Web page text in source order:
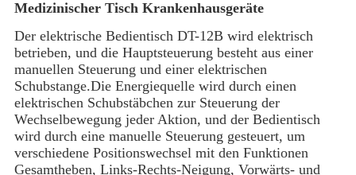
Medizinischer Tisch Krankenhausgeräte
Der elektrische Bedientisch DT-12B wird elektrisch
betrieben, und die Hauptsteuerung besteht aus einer
manuellen Steuerung und einer elektrischen
Schubstange.Die Energiequelle wird durch einen
elektrischen Schubstäbchen zur Steuerung der
Wechselbewegung jeder Aktion, und der Bedientisch
wird durch eine manuelle Steuerung gesteuert, um
verschiedene Positionswechsel mit den Funktionen
Gesamtheben, Links-Rechts-Neigung, Vorwärts- und